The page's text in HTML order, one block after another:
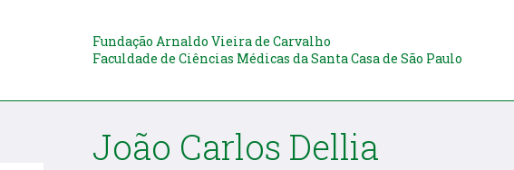
Fundação Arnaldo Vieira de Carvalho
Faculdade de Ciências Médicas da Santa Casa de São Paulo
João Carlos Dellia